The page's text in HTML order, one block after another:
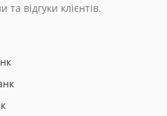
відгуки клієнтів.